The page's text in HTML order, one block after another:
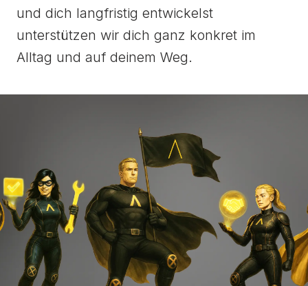
und dich langfristig entwickelst
unterstützen wir dich ganz konkret im
Alltag und auf deinem Weg.